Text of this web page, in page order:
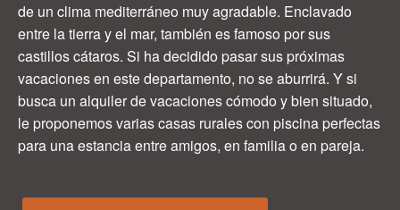
de un clima mediterráneo muy agradable. Enclavado
entre la tierra y el mar, también es famoso por sus
castillos cátaros. Si ha decidido pasar sus próximas
vacaciones en este departamento, no se aburrirá. Y si
busca un alquiler de vacaciones cómodo y bien situado,
le proponemos varias casas rurales con piscina perfectas
para una estancia entre amigos, en familia o en pareja.